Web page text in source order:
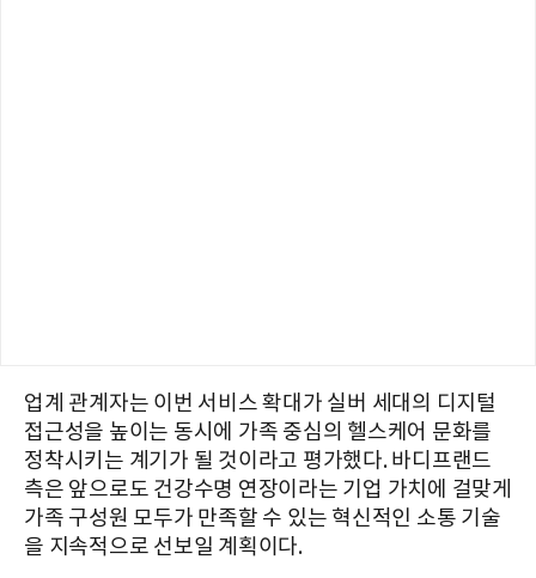
업계 관계자는 이번 서비스 확대가 실버 세대의 디지털
접근성을 높이는 동시에 가족 중심의 헬스케어 문화를
정착시키는 계기가 될 것이라고 평가했다. 바디프랜드
측은 앞으로도 건강수명 연장이라는 기업 가치에 걸맞게
가족 구성원 모두가 만족할 수 있는 혁신적인 소통 기술
을 지속적으로 선보일 계획이다.